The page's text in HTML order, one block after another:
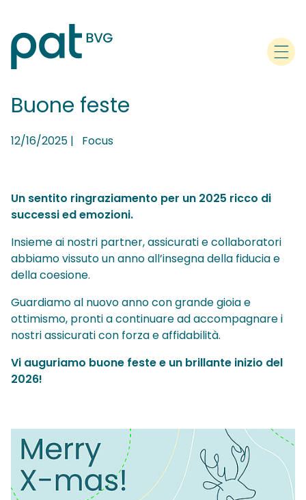
Buone feste
12/16/2025 | Focus
Un sentito ringraziamento per un 2025 ricco di
successi ed emozioni.
Insieme ai nostri partner, assicurati e collaboratori
abbiamo vissuto un anno all’insegna della fiducia e
della coesione.
Guardiamo al nuovo anno con grande gioia e
ottimismo, pronti a continuare ad accompagnare i
nostri assicurati con forza e affidabilità.
Vi auguriamo buone feste e un brillante inizio del
2026!